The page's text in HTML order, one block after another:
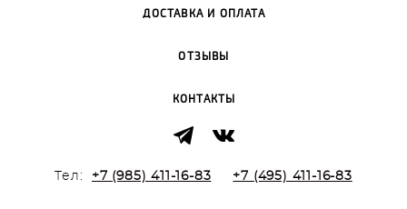
ДОСТАВКА И ОПЛАТА
ОТЗЫВЫ
КОНТАКТЫ
Тел: +7 (985) 411-16-83 +7 (495) 411-16-83